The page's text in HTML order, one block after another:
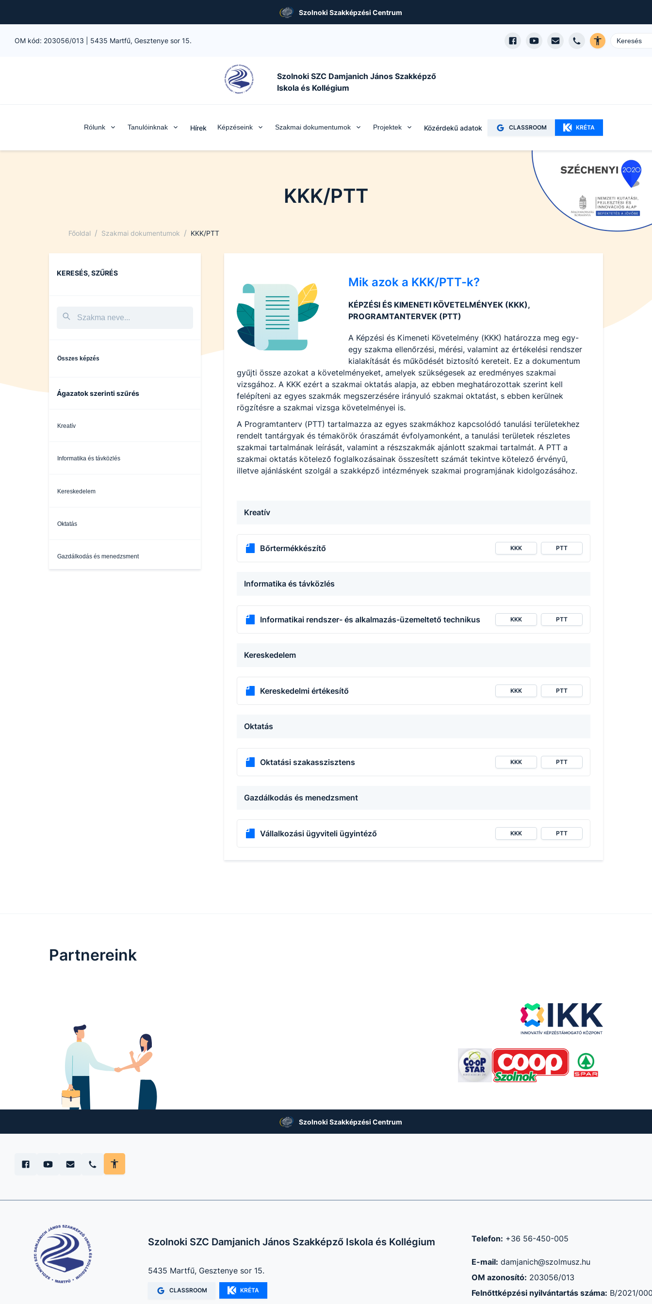
Szolnoki Szakképzési Centrum
OM kód: 203056/013 5435 Martfű, Gesztenye sor 15.
Szolnoki SZC Damjanich János Szakképző
Iskola és Kollégium
Rólunk Tanulóinknak Hírek Képzéseink Szakmai dokumentumok Projektek Közérdekű adatok CLASSROOM KRÉTA
KKK/PTT
Főoldal / Szakmai dokumentumok / KKK/PTT
KERESÉS, SZŰRÉS
Összes képzés
Ágazatok szerinti szűrés
Kreatív
Informatika és távközlés
Kereskedelem
Oktatás
Gazdálkodás és menedzsment
Mik azok a KKK/PTT-k?
KÉPZÉSI ÉS KIMENETI KÖVETELMÉNYEK (KKK),
PROGRAMTANTERVEK (PTT)
A Képzési és Kimeneti Követelmény (KKK) határozza meg egy-
egy szakma ellenőrzési, mérési, valamint az értékelési rendszer
kialakítását és működését biztosító kereteit. Ez a dokumentum
gyűjti össze azokat a követelményeket, amelyek szükségesek az eredményes szakmai
vizsgához. A KKK ezért a szakmai oktatás alapja, az ebben meghatározottak szerint kell
felépíteni az egyes szakmák megszerzésére irányuló szakmai oktatást, s ebben kerülnek
rögzítésre a szakmai vizsga követelményei is.
A Programtanterv (PTT) tartalmazza az egyes szakmákhoz kapcsolódó tanulási területekhez
rendelt tantárgyak és témakörök óraszámát évfolyamonként, a tanulási területek részletes
szakmai tartalmának leírását, valamint a részszakmák ajánlott szakmai tartalmát. A PTT a
szakmai oktatás kötelező foglalkozásainak összesített számát tekintve kötelező érvényű,
illetve ajánlásként szolgál a szakképző intézmények szakmai programjának kidolgozásához.
Kreatív
Bőrtermékkészítő KKK PTT
Informatika és távközlés
Informatikai rendszer- és alkalmazás-üzemeltető technikus KKK PTT
Kereskedelem
Kereskedelmi értékesítő KKK PTT
Oktatás
Oktatási szakasszisztens KKK PTT
Gazdálkodás és menedzsment
Vállalkozási ügyviteli ügyintéző KKK PTT
Partnereink
Szolnoki Szakképzési Centrum
Szolnoki SZC Damjanich János Szakképző Iskola és Kollégium
5435 Martfű, Gesztenye sor 15.
CLASSROOM KRÉTA
Telefon: +36 56-450-005
E-mail: damjanich@szolmusz.hu
OM azonosító: 203056/013
Felnőttképzési nyilvántartás száma: B/2021/